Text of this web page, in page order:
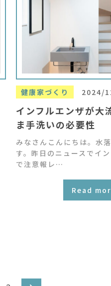
健康家づくり 2024/
インフルエンザが大
ま手洗いの必要性
みなさんこんにちは。水
す。昨日のニュースでイ
で注意報レ…
Read